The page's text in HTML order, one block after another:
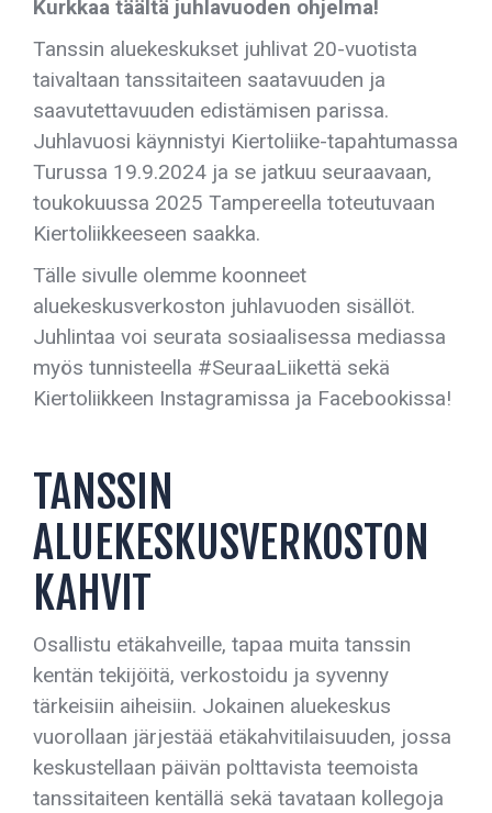
Kurkkaa täältä juhlavuoden ohjelma!
Tanssin aluekeskukset juhlivat 20-vuotista
taivaltaan tanssitaiteen saatavuuden ja
saavutettavuuden edistämisen parissa.
Juhlavuosi käynnistyi Kiertoliike-tapahtumassa
Turussa 19.9.2024 ja se jatkuu seuraavaan,
toukokuussa 2025 Tampereella toteutuvaan
Kiertoliikkeeseen saakka.
Tälle sivulle olemme koonneet
aluekeskusverkoston juhlavuoden sisällöt.
Juhlintaa voi seurata sosiaalisessa mediassa
myös tunnisteella #SeuraaLiikettä sekä
Kiertoliikkeen Instagramissa ja Facebookissa!
TANSSIN
ALUEKESKUSVERKOSTON
KAHVIT
Osallistu etäkahveille, tapaa muita tanssin
kentän tekijöitä, verkostoidu ja syvenny
tärkeisiin aiheisiin. Jokainen aluekeskus
vuorollaan järjestää etäkahvitilaisuuden, jossa
keskustellaan päivän polttavista teemoista
tanssitaiteen kentällä sekä tavataan kollegoja